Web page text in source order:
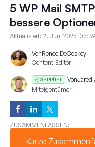
5 WP Mail
bessere
Aktualisiert: 2. Juni 2025,
VonRenee DeCoskey
Content-Editor
GEPRÜFT VonJared
Miteigentümer
ZUSAMMENFASSEN:
Kurze